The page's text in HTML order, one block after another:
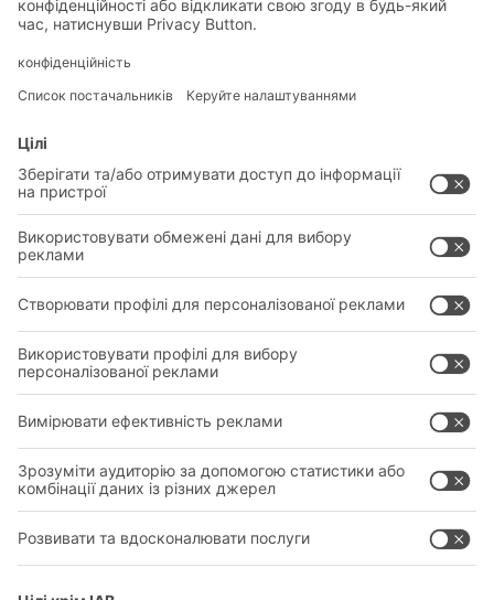
опломбувати одноразовими пломбами, які
захистять товар від несанкціонованого доступу
та можливих пошкоджень під час зберігання на
складі та транспортування. На замовлення
полегшить контроль, або виготовити їх у різних
кольорах, кожен з яких буде означати певний
код.
Переваги та ефективність
складаних контейнерів серії
«EQ» компанії BITO